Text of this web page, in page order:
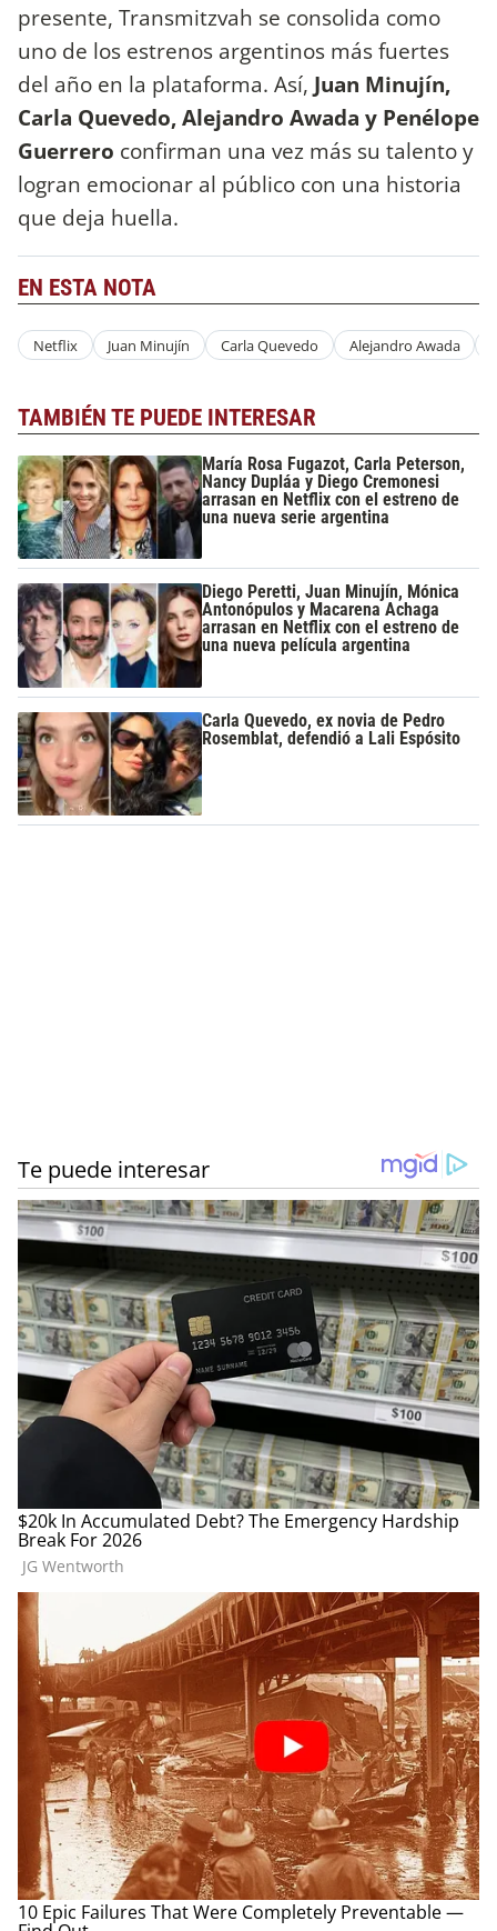
presente, Transmitzvah se consolida como
uno de los estrenos argentinos más fuertes
del año en la plataforma. Así, Juan Minujín,
Carla Quevedo, Alejandro Awada y Penélope
Guerrero confirman una vez más su talento y
logran emocionar al público con una historia
que deja huella.
EN ESTA NOTA
Netflix Juan Minujín Carla Quevedo Alejandro Awada
TAMBIÉN TE PUEDE INTERESAR
María Rosa Fugazot, Carla Peterson,
Nancy Dupláa y Diego Cremonesi
arrasan en Netflix con el estreno de
una nueva serie argentina
Diego Peretti, Juan Minujín, Mónica
Antonópulos y Macarena Achaga
arrasan en Netflix con el estreno de
una nueva película argentina
Carla Quevedo, ex novia de Pedro
Rosemblat, defendió a Lali Espósito